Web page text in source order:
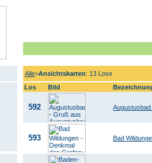
Alle>Ansichtskarten: 13 Lose
Los
Bild
592
593 Bad